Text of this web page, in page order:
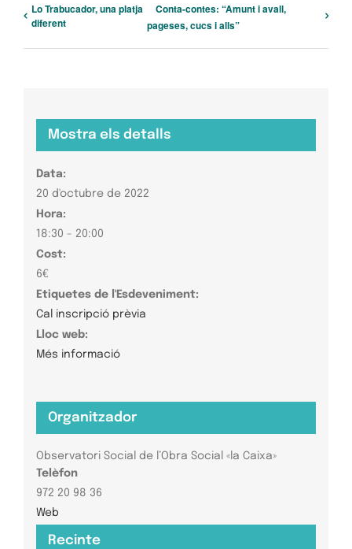
Lo Trabucador, una platja
diferent
Conta-contes: “Amunt i avall,
pageses, cucs i alls”
Mostra els detalls
Data:
20 d'octubre de 2022
Hora:
18:30 - 20:00
Cost:
6€
Etiquetes de l'Esdeveniment:
Cal inscripció prèvia
Lloc web:
Més informació
Recinte
Organitzador
Observatori Social de l’Obra Social «la Caixa»
Telèfon
972 20 98 36
Web